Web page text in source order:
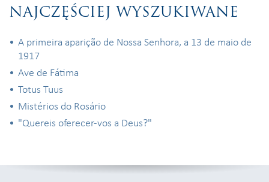
NAJCZĘŚCIEJ WYSZUKIWANE
A primeira aparição de Nossa Senhora, a 13 de maio de
1917
Ave de Fátima
Totus Tuus
Mistérios do Rosário
"Quereis oferecer-vos a Deus?"